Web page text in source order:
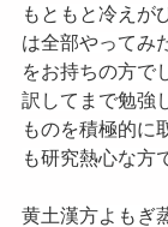
もともと冷えが
は全部やってみ
をお持ちの方で
訳してまで勉強
ものを積極的に
も研究熱心な方
黄土漢方よもぎ